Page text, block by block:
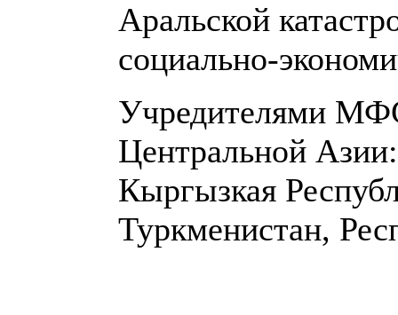
Аральской
социально-
Учредителями
Центральной
Кыргызкая
Туркменистан,